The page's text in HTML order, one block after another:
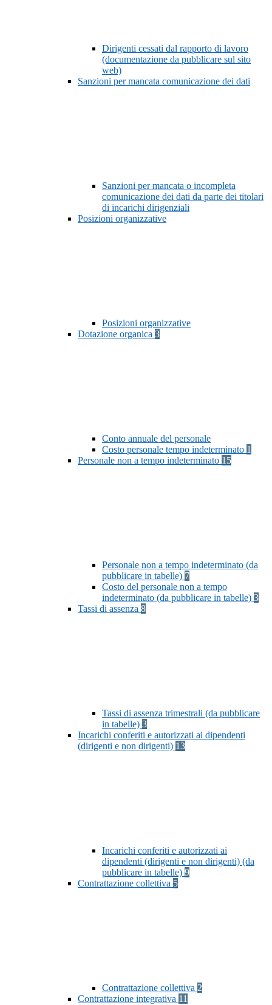
Dirigenti cessati dal rapporto di lavoro
(documentazione da pubblicare sul sito
web)
Sanzioni per mancata comunicazione dei dati
Sanzioni per mancata o incompleta
comunicazione dei dati da parte dei titolari
di incarichi dirigenziali
Posizioni organizzative
Posizioni organizzative
Dotazione organica 3
Conto annuale del personale
Costo personale tempo indeterminato 1
Personale non a tempo indeterminato 15
Personale non a tempo indeterminato (da
pubblicare in tabelle) 7
Costo del personale non a tempo
indeterminato (da pubblicare in tabelle) 3
Tassi di assenza 8
Tassi di assenza trimestrali (da pubblicare
in tabelle) 3
Incarichi conferiti e autorizzati ai dipendenti
(dirigenti e non dirigenti) 13
Incarichi conferiti e autorizzati ai
dipendenti (dirigenti e non dirigenti) (da
pubblicare in tabelle) 9
Contrattazione collettiva 5
Contrattazione collettiva 2
Contrattazione integrativa 11